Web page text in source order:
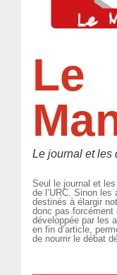
Le
Le journal et les
Seul le journal et
de l’URC. Sinon
destinés à élargir
donc pas forcément
développée par les
en fin d’article,
de nourrir le débat